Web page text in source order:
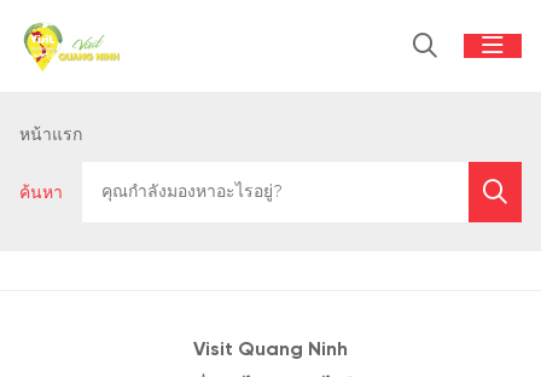
หน้าแรก
ค้นหา
Visit Quang Ninh